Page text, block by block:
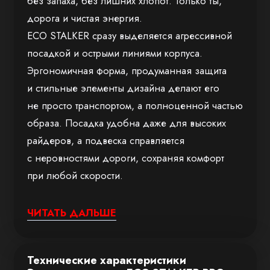
дорога и чистая энергия.
ECO STALKER сразу выделяется агрессивной
посадкой и острыми линиями корпуса.
Эргономичная форма, продуманная защита
и стильные элементы дизайна делают его
не просто транспортом, а полноценной частью
образа. Посадка удобна даже для высоких
райдеров, а подвеска справляется
с неровностями дороги, сохраняя комфорт
при любой скорости.
мощностью 3990 Вт. Он обеспечивает
до 160 км/ч. Батарея на 96V120Ah
ЧИТАТЬ ДАЛЬШЕ
Технические характеристики